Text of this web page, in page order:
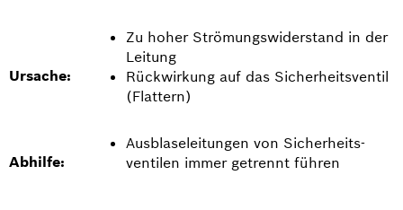
Ursache:
Zu hoher Strömungswiderstand in der
Leitung
Rückwirkung auf das Sicherheits­ventil
(Flattern)
Abhilfe:
Ausblase­leitungen von Sicherheits­
ventilen immer getrennt führen